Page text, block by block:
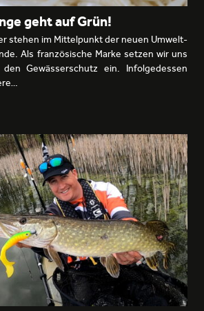
geht auf Grün!
stehen im Mittelpunkt der neuen Umwelt-
Als französische Marke setzen wir uns
Gewässerschutz ein. Infolgedessen